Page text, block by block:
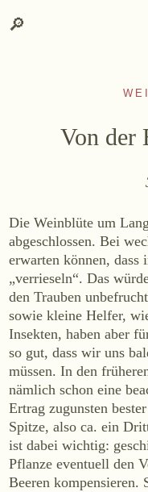
Inhalt
Kontakt-
🔎
Lage,
Von der
Die Weinblüte um
abgeschlossen. Bei
erwarten können, dass
„verrieseln“. Das
den Trauben
sowie kleine Helfer,
Insekten, haben aber
so gut, dass wir uns
müssen. In den
nämlich schon eine
Ertrag zugunsten
Spitze, also ca. ein
ist dabei wichtig:
Pflanze eventuell den
Beeren kompensieren.